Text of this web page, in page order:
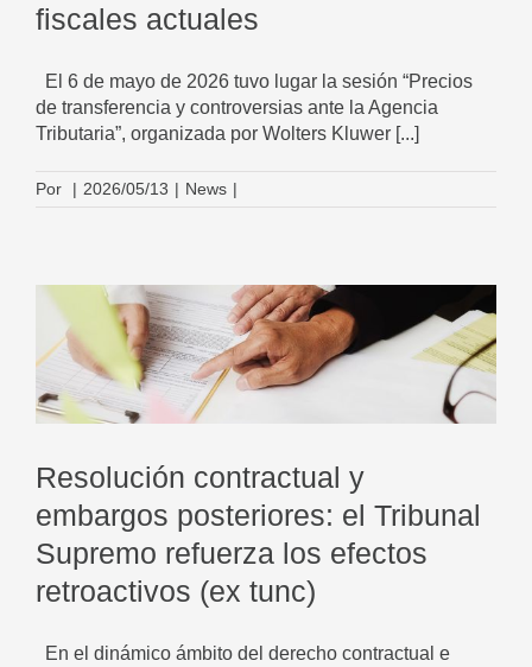
fiscales actuales
El 6 de mayo de 2026 tuvo lugar la sesión “Precios
de transferencia y controversias ante la Agencia
Tributaria”, organizada por Wolters Kluwer [...]
Por | 2026/05/13 | News |
Resolución contractual y
embargos posteriores: el Tribunal
Supremo refuerza los efectos
retroactivos (ex tunc)
En el dinámico ámbito del derecho contractual e